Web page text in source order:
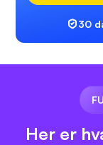
30
Her er